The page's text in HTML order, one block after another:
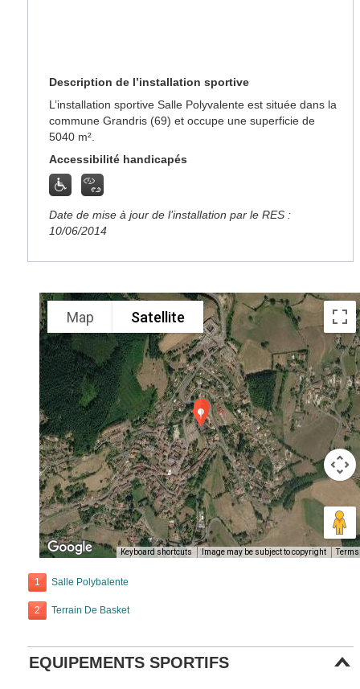
Description de l’installation sportive
L’installation sportive Salle Polyvalente est située dans la
commune Grandris (69) et occupe une superficie de
5040 m².
Accessibilité handicapés
Date de mise à jour de l’installation par le RES :
10/06/2014
Map Satellite
Keyboard shortcuts Image may be subject to copyright Terms
1 Salle Polybalente
2 Terrain De Basket
EQUIPEMENTS SPORTIFS